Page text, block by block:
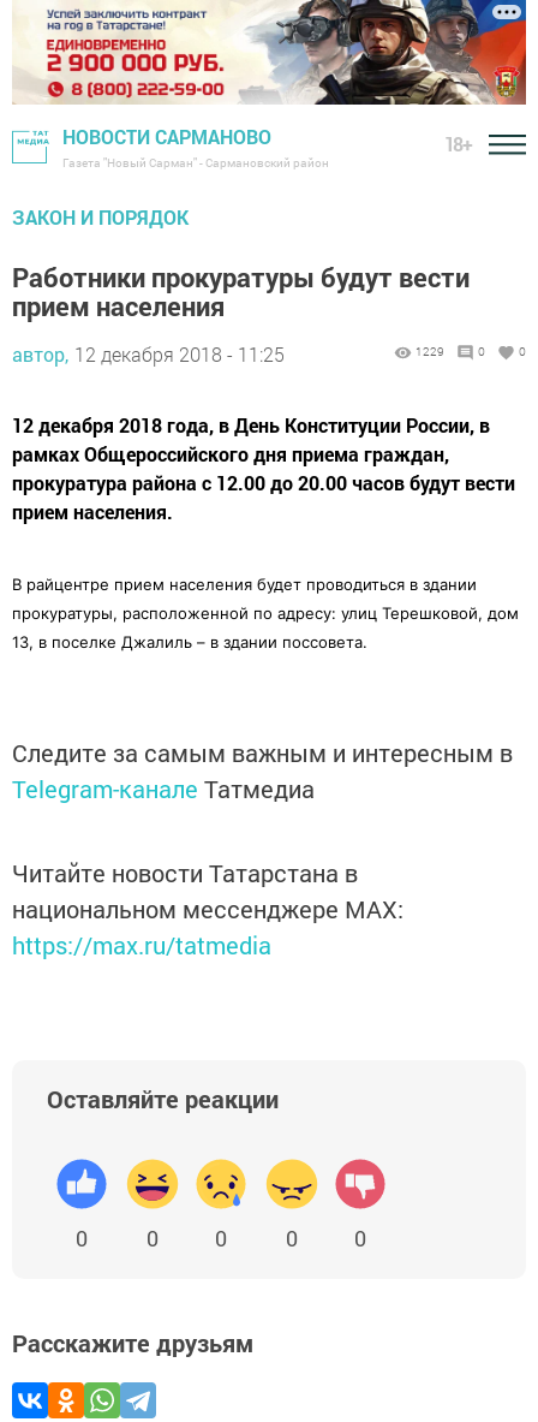
НОВОСТИ САРМАНОВО
Газета "Новый Сарман" - Сармановский район
18+
ЗАКОН И ПОРЯДОК
Работники прокуратуры будут вести
прием населения
автор, 12 декабря 2018 - 11:25 1229 0 0
12 декабря 2018 года, в День Конституции России, в
рамках Общероссийского дня приема граждан,
прокуратура района с 12.00 до 20.00 часов будут вести
прием населения.
В райцентре прием населения будет проводиться в здании
прокуратуры, расположенной по адресу: улиц Терешковой, дом
13, в поселке Джалиль – в здании поссовета.
Следите за самым важным и интересным в
Telegram-канале Татмедиа
Читайте новости Татарстана в
национальном мессенджере MАХ:
https://max.ru/tatmedia
Оставляйте реакции
0 0 0 0 0
Расскажите друзьям